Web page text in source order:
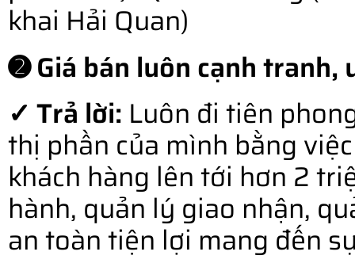
khai Hải Quan)
➋ Giá bán luôn cạnh tranh,
✓ Trả lời: Luôn đi tiên
thị phần của mình bằng
khách hàng lên tới hơn 2
hành, quản lý giao nhận,
an toàn tiện lợi mang đến